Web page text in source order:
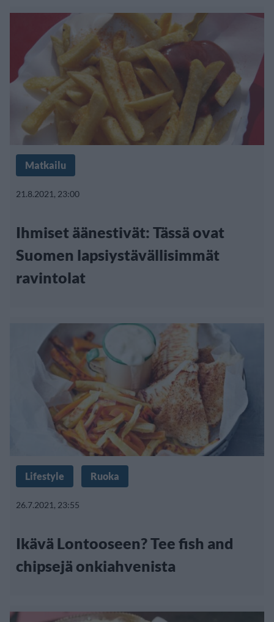
Matkailu
21.8.2021, 23:00
Ihmiset äänestivät: Tässä ovat
Suomen lapsiystävällisimmät
ravintolat
Lifestyle Ruoka
26.7.2021, 23:55
Ikävä Lontooseen? Tee fish and
chipsejä onkiahvenista